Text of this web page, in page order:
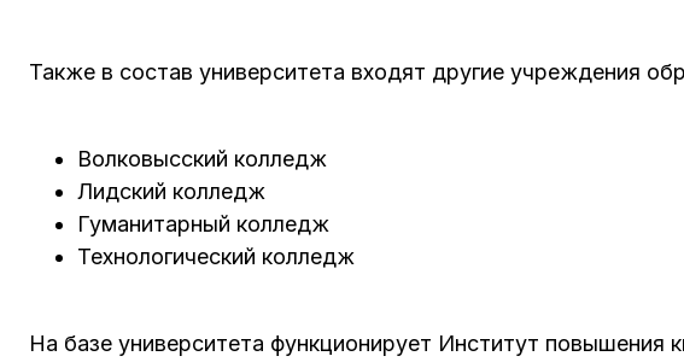
Также в состав университета входят другие учреждения
Волковысский колледж
Лидский колледж
Гуманитарный колледж
Технологический колледж
На базе университета функционирует Институт повышения